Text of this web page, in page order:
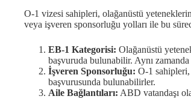
O-1 vizesi sahipleri, olağanüstü
veya işveren sponsorluğu yolları ile bu
EB-1 Kategorisi: Olağanüstü
başvuruda bulunabilir. Aynı
İşveren Sponsorluğu: O-1
başvurusunda bulunabilirler.
Aile Bağlantıları: ABD vatandaşı